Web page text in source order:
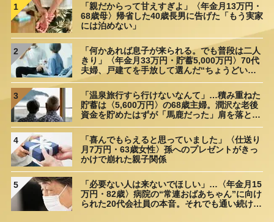
1
「親だからって甘えすぎよ」〈年金月13万円・
68歳母〉帰省した40歳長男に告げた「もう実家
には泊めない」
2
「何かあれば息子が来られる。でも普段は二人
きり」〈年金月33万円・貯蓄5,000万円〉70代
夫婦、戸建てを手放して選んだ“ちょうどいい
3
「温泉旅行すら行けないなんて」…積み重ねた
貯蓄は〈5,600万円〉の68歳主婦。潤沢な老後
資金を貯めたはずが「馬鹿だった」肩を落とす
4
「喜んでもらえると思っていました」〈仕送り
月7万円・63歳女性〉孫へのプレゼントがきっ
かけで崩れた親子関係
5
「必要ない人は来ないでほしい」…〈年金月15
万円・82歳〉病院の“常連おばあちゃん”に向け
られた20代会社員の本音。それでも通い続ける